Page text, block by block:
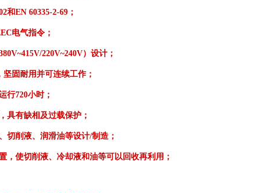
和EN 60335-2-69；
电气指令；
220V~240V）设计；
固耐用并可连续工作；
行720小时；
具有缺相及过载保护；
切削液、润滑油等设计/制造；
，使切削液、冷却液和油等可以回收再利用；